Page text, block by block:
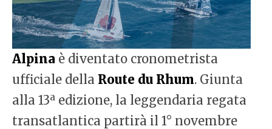
Alpina è diventato cronometrista
ufficiale della Route du Rhum. Giunta
alla 13a edizione, la leggendaria regata
transatlantica partirà il 1° novembre